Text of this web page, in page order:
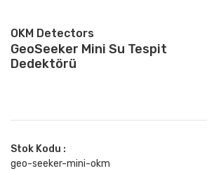
OKM Detectors
GeoSeeker Mini Su Tespit
Dedektörü
Stok Kodu :
geo-seeker-mini-okm